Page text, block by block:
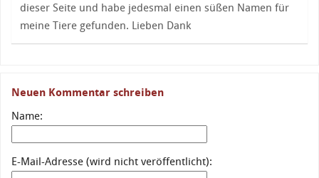
dieser Seite und habe jedesmal einen süßen Namen für
meine Tiere gefunden. Lieben Dank
Neuen Kommentar schreiben
Name:
E-Mail-Adresse (wird nicht veröffentlicht):